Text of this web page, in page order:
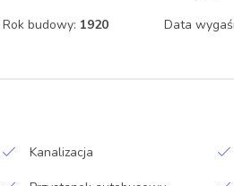
Rok budowy: 1920 Data
Kanalizacja